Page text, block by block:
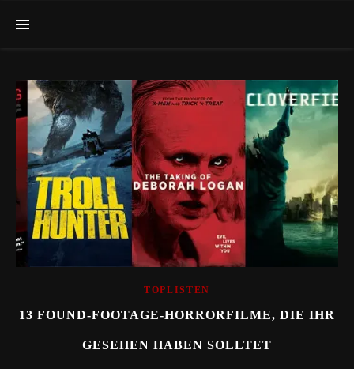
TOPLISTEN
13 FOUND-FOOTAGE-HORRORFILME, DIE IHR
GESEHEN HABEN SOLLTET